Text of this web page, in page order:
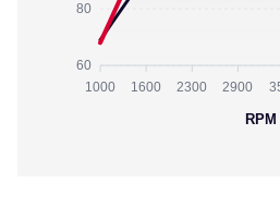
80
60
1000 1600 2300 2900
RPM